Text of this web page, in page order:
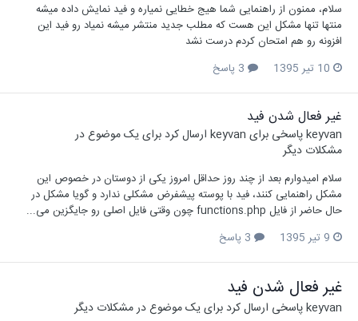
سلام، ممنون از راهنمایی شما هیج خطایی نمیاره و فید نمایش داده میشه
منتها تنها مشکل این هست که مطلب جدید منتشر میشه نمیاد رو فید این
افزونه رو هم امتحان کردم درست نشد
10 تیر 1395
غیر فعال شدن فید
keyvanپاسخی برای keyvan ارسال کرد برای یک موضوع در
مشکلات دیگر
سلام امیدوارم بعد از چند روز حداقل امروز یکی از دوستان در خصوص این
مشکل راهنمایی کنند، فید با پوسته پیشفرض مشکلی ندارد و گویا مشکل در
حال حاضر از فایل functions.php چون وقتی فایل اصلی رو جایگزین می...
9 تیر 1395
غیر فعال شدن فید
keyvanپاسخی ارسال کرد برای یک موضوع درمشکلات دیگر